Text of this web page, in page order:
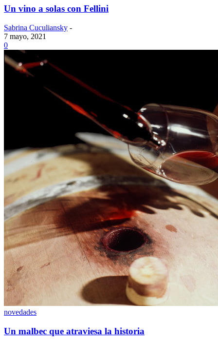
Un vino a solas con Fellini
Sabrina Cuculiansky -
7 mayo, 2021
0
novedades
Un malbec que atraviesa la historia